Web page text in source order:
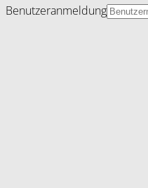
Benutzeranmeldung